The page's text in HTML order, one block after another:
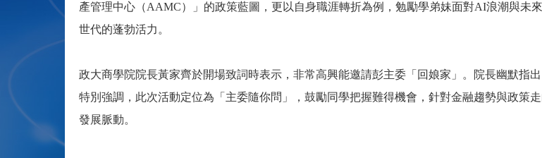
產管理中心（AAMC）」的政策藍圖，更以自身職涯轉折為例，勉勵學弟妹面對AI浪潮與未
世代的蓬勃活力。
政大商學院院長黃家齊於開場致詞時表示，非常高興能邀請彭主委「回娘家」。院長幽默指
特別強調，此次活動定位為「主委隨你問」，鼓勵同學把握難得機會，針對金融趨勢與政策
發展脈動。